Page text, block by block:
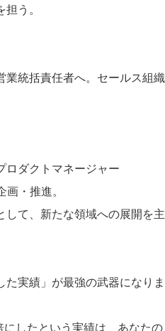
う。
業統括責任者へ。セールス組織
ロダクトマネージャー
画・推進。
して、新たな領域への展開を主
実績」が最強の武器になりま
したという実績は、あなたの